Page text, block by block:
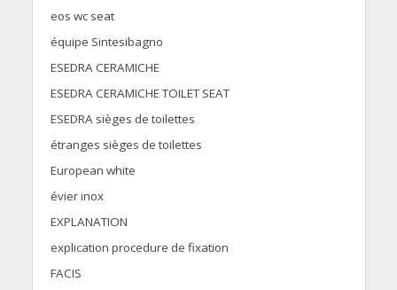
eos wc seat
équipe Sintesibagno
ESEDRA CERAMICHE
ESEDRA CERAMICHE TOILET SEAT
ESEDRA sièges de toilettes
étranges sièges de toilettes
European white
évier inox
EXPLANATION
explication procedure de fixation
FACIS